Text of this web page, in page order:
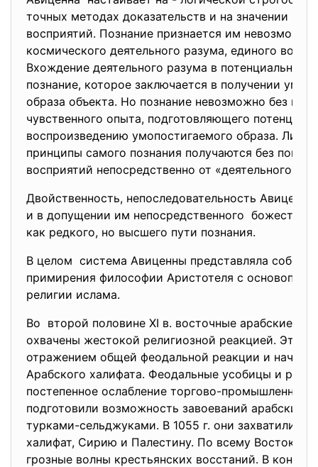
точных методах доказательств и на значении
восприятий. Познание признается им
космического деятельного разума, единого во
Вхождение деятельного разума в потенциальны!
познание, которое заключается в получении
образа объекта. Но познание невозможно без
чувственного опыта, подготовляющего
воспроизведению умопостигаемого образа.
принципы самого познания получаются без
восприятий непосредственно от «деятельного
Двойственность, непоследовательность
и в допущении им непосредственного
как редкого, но высшего пути познания.
В целом система Авиценны представляла собой
примирения философии Аристотеля с
религии ислама.
Во второй половине XI в. восточные арабские
охвачены жестокой религиозной реакцией. Это
отражением общей феодальной реакции и
Арабского халифата. Феодальные усобицы и
постепенное ослабление торгово-промышленной
подготовили возможность завоеваний арабских
турками-сельджуками. В 1055 г. они захватили
халифат, Сирию и Палестину. По всему Востоку
грозные волны крестьянских восстаний. В конце